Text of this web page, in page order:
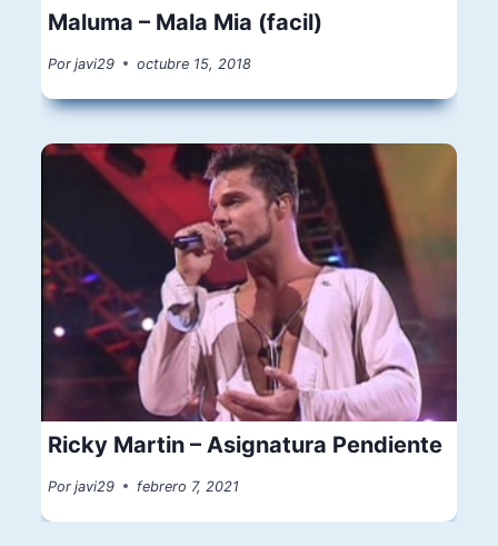
Maluma – Mala Mia (facil)
Por javi29 octubre 15, 2018
Ricky Martin – Asignatura Pendiente
Por javi29 febrero 7, 2021